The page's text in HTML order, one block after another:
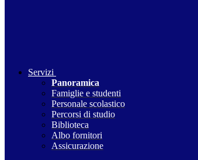
Servizi
Panoramica
Famiglie e studenti
Personale scolastico
Percorsi di studio
Biblioteca
Albo fornitori
Assicurazione